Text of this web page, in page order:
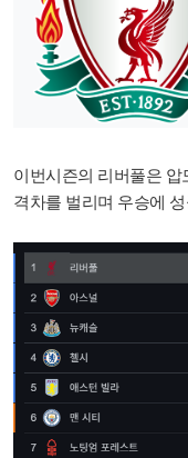
이번시즌의 리버풀은
격차를 벌리며 우승에